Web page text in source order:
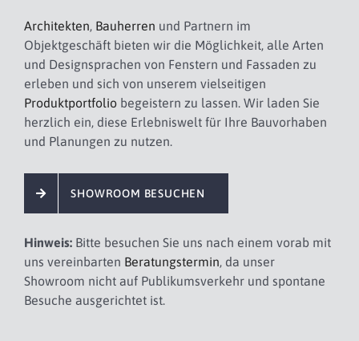
Architekten, Bauherren und Partnern im
Objektgeschäft bieten wir die Möglichkeit, alle Arten
und Designsprachen von Fenstern und Fassaden zu
erleben und sich von unserem vielseitigen
Produktportfoliobegeistern zu lassen. Wir laden Sie
herzlich ein, diese Erlebniswelt für Ihre Bauvorhaben
und Planungen zu nutzen.
SHOWROOM BESUCHEN
Hinweis:Bitte besuchen Sie uns nach einem vorab mit
uns vereinbarten Beratungstermin, da unser
Showroom nicht auf Publikumsverkehr und spontane
Besuche ausgerichtet ist.